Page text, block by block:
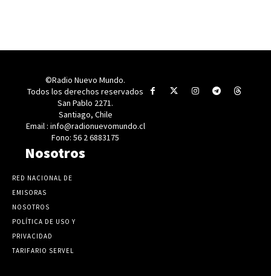
©Radio Nuevo Mundo.
Todos los derechos reservados
San Pablo 2271.
Santiago, Chile
Email : info@radionuevomundo.cl
Fono: 56 2 6883175
Nosotros
RED NACIONAL DE
EMISORAS
NOSOTROS
POLÍTICA DE USO Y
PRIVACIDAD
TARIFARIO SERVEL